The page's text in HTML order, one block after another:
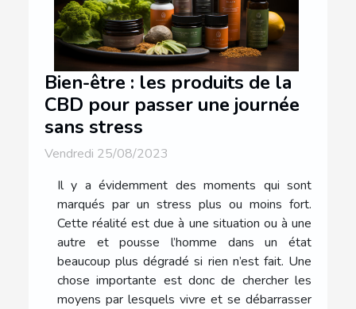
Bien-être : les produits de la
CBD pour passer une journée
sans stress
Vendredi 25/08/2023
Il y a évidemment des moments qui sont
marqués par un stress plus ou moins fort.
Cette réalité est due à une situation ou à une
autre et pousse l’homme dans un état
beaucoup plus dégradé si rien n’est fait. Une
chose importante est donc de chercher les
moyens par lesquels vivre et se débarrasser